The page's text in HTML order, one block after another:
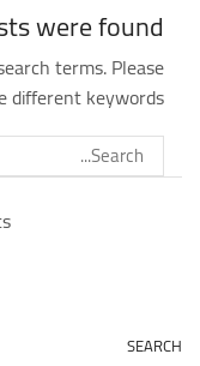
were found!
terms. Please
different keywords
SEARCH